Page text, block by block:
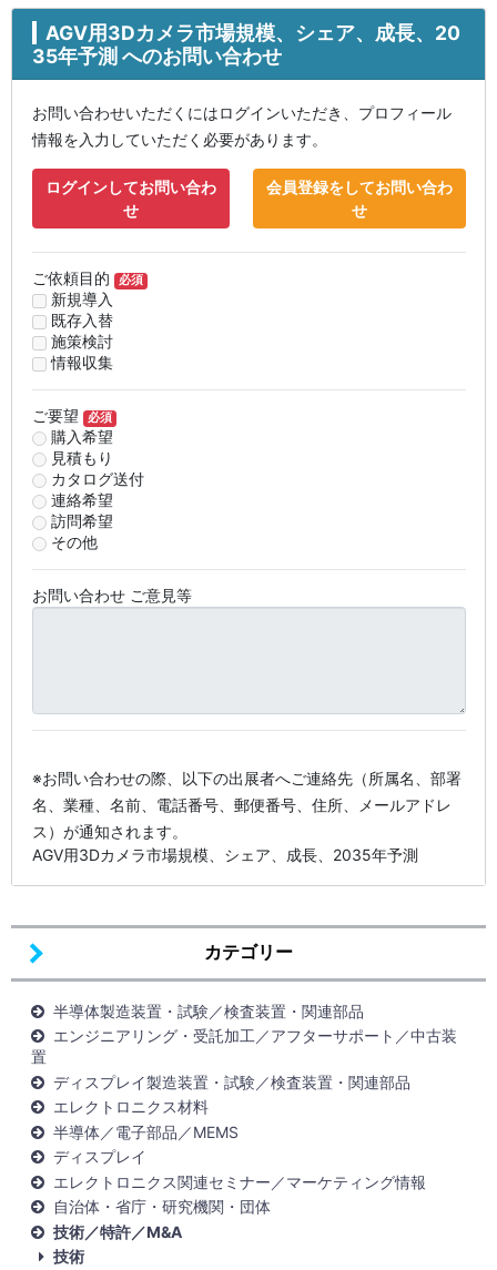
カテゴリー
半導体製造装置・試験／検査装置・関連部品
エンジニアリング・受託加工／アフターサポート／中古装
置
ディスプレイ製造装置・試験／検査装置・関連部品
エレクトロニクス材料
半導体／電子部品／MEMS
ディスプレイ
エレクトロニクス関連セミナー／マーケティング情報
自治体・省庁・研究機関・団体
技術／特許／M&A
技術
AGV用3Dカメラ市場規模、シェア、成長、20
35年予測 へのお問い合わせ
お問い合わせいただくにはログインいただき、プロフィール
情報を入力していただく必要があります。
ログインしてお問い合わ
せ
会員登録をしてお問い合わ
せ
ご依頼目的 必須
新規導入
既存入替
施策検討
情報収集
ご要望 必須
購入希望
見積もり
カタログ送付
連絡希望
訪問希望
その他
お問い合わせ ご意見等
※お問い合わせの際、以下の出展者へご連絡先（所属名、部署
名、業種、名前、電話番号、郵便番号、住所、メールアドレ
ス）が通知されます。
AGV用3Dカメラ市場規模、シェア、成長、2035年予測